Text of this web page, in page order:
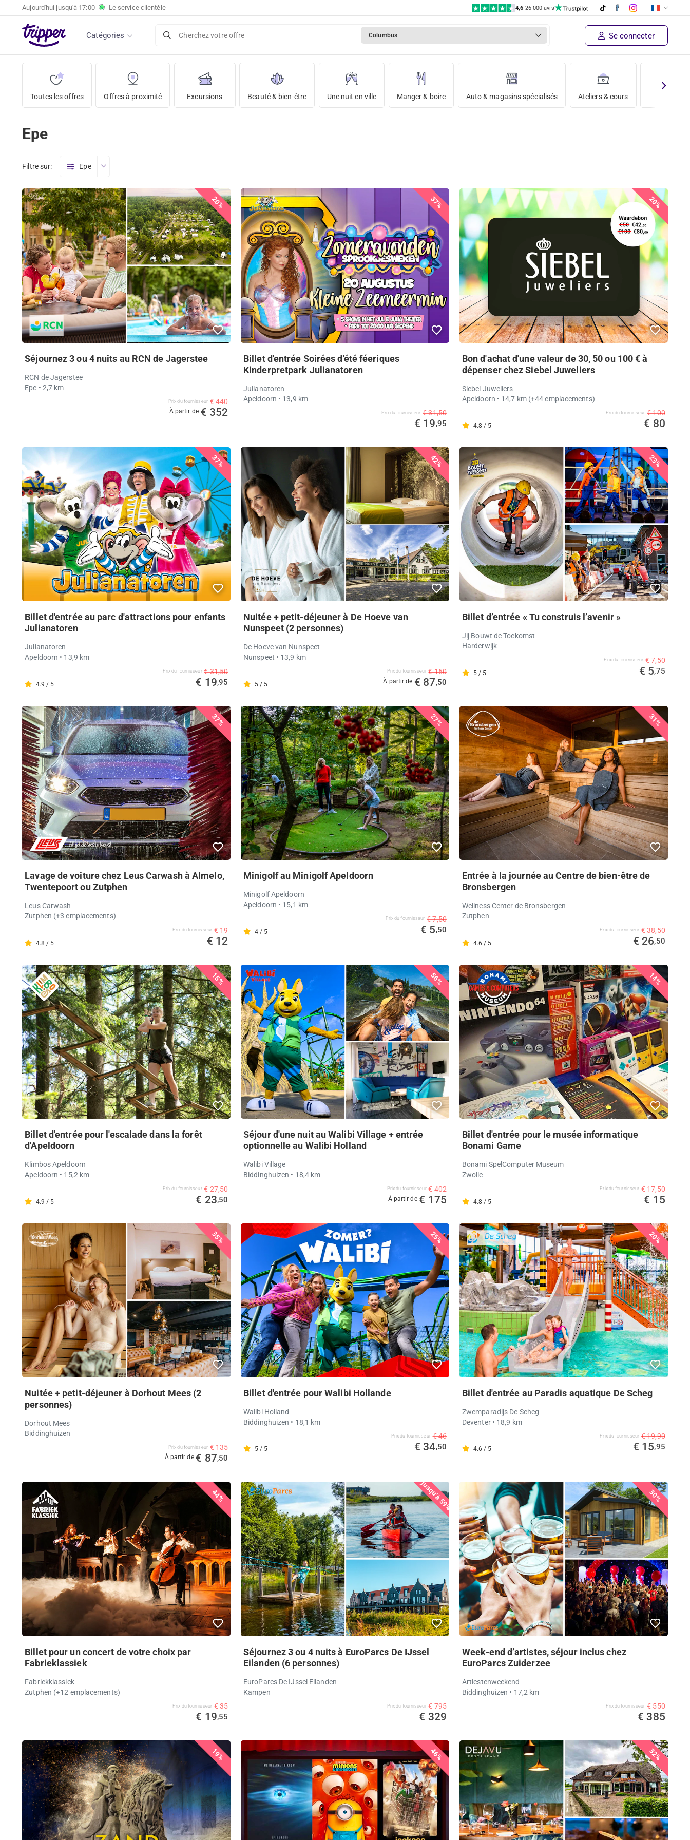
Aujourd'hui jusqu'à 17:00 Le service clientèle 4,6|26 000 avis
Catégories Cherchez votre offre Columbus Se connecter
Toutes les offres Offres à proximité Excursions Beauté & bien-être Une nuit en ville Manger & boire Auto & magasins spécialisés Ateliers & cours
Epe
Filtre sur: Epe
20%
Séjournez 3 ou 4 nuits au RCN de Jagerstee
RCN de Jagerstee
Epe • 2,7 km
Prix ​​du fournisseur € 440
À partir de € 352
37%
Billet d'entrée Soirées d'été féeriques
Kinderpretpark Julianatoren
Julianatoren
Apeldoorn • 13,9 km
Prix ​​du fournisseur € 31,50
€ 19,95
20%
Bon d'achat d'une valeur de 30, 50 ou 100 € à
dépenser chez Siebel Juweliers
Siebel Juweliers
Apeldoorn • 14,7 km(+44 emplacements)
4.8 / 5
Prix ​​du fournisseur € 100
€ 80
37%
Billet d'entrée au parc d'attractions pour enfants
Julianatoren
Julianatoren
Apeldoorn • 13,9 km
4.9 / 5
Prix ​​du fournisseur € 31,50
€ 19,95
42%
Nuitée + petit-déjeuner à De Hoeve van
Nunspeet (2 personnes)
De Hoeve van Nunspeet
Nunspeet • 13,9 km
5 / 5
Prix ​​du fournisseur € 150
À partir de € 87,50
23%
Billet d’entrée « Tu construis l’avenir »
Jij Bouwt de Toekomst
Harderwijk
5 / 5
Prix ​​du fournisseur € 7,50
€ 5,75
37%
Lavage de voiture chez Leus Carwash à Almelo,
Twentepoort ou Zutphen
Leus Carwash
Zutphen (+3 emplacements)
4.8 / 5
Prix ​​du fournisseur € 19
€ 12
27%
Minigolf au Minigolf Apeldoorn
Minigolf Apeldoorn
Apeldoorn • 15,1 km
4 / 5
Prix ​​du fournisseur € 7,50
€ 5,50
31%
Entrée à la journée au Centre de bien-être de
Bronsbergen
Wellness Center de Bronsbergen
Zutphen
4.6 / 5
Prix ​​du fournisseur € 38,50
€ 26,50
15%
Billet d'entrée pour l'escalade dans la forêt
d'Apeldoorn
Klimbos Apeldoorn
Apeldoorn • 15,2 km
4.9 / 5
Prix ​​du fournisseur € 27,50
€ 23,50
56%
Séjour d'une nuit au Walibi Village + entrée
optionnelle au Walibi Holland
Walibi Village
Biddinghuizen • 18,4 km
Prix ​​du fournisseur € 402
À partir de € 175
14%
Billet d'entrée pour le musée informatique
Bonami Game
Bonami SpelComputer Museum
Zwolle
4.8 / 5
Prix ​​du fournisseur € 17,50
€ 15
35%
Nuitée + petit-déjeuner à Dorhout Mees (2
personnes)
Dorhout Mees
Biddinghuizen
Prix ​​du fournisseur € 135
À partir de € 87,50
25%
Billet d'entrée pour Walibi Hollande
Walibi Holland
Biddinghuizen • 18,1 km
5 / 5
Prix ​​du fournisseur € 46
€ 34,50
20%
Billet d'entrée au Paradis aquatique De Scheg
Zwemparadijs De Scheg
Deventer • 18,9 km
4.6 / 5
Prix ​​du fournisseur € 19,90
€ 15,95
44%
Billet pour un concert de votre choix par
Fabrieklassiek
Fabriekklassiek
Zutphen (+12 emplacements)
Prix ​​du fournisseur € 35
€ 19,55
jusqu'à 59%
Séjournez 3 ou 4 nuits à EuroParcs De IJssel
Eilanden (6 personnes)
EuroParcs De IJssel Eilanden
Kampen
Prix ​​du fournisseur € 795
€ 329
30%
Week-end d’artistes, séjour inclus chez
EuroParcs Zuiderzee
Artiestenweekend
Biddinghuizen • 17,2 km
Prix ​​du fournisseur € 550
€ 385
19% 46% 32%